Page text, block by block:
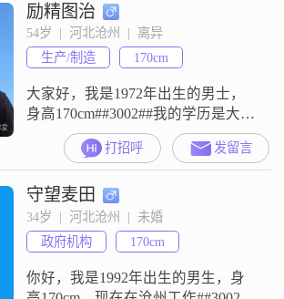
关于我的个人特征，我是一个温柔
体贴的人，平时比较享受当下的生
活状态##3002##我平时喜欢阅读写
作，也喜欢跑步健身##3002##在感
情
励精图治
54岁  |  河北沧州  |  离异
生产/制造
170cm
大家好，我是1972年出生的男士，
身高170cm##3002##我的学历是大
专，现在在沧州工作，月收入在
12001到20000元之间##3002##在性
格方面，我是一个稳重可靠的人，
同时我也是一个责任感强的人
##3002##平时我的心态比较乐观积
极，对待事情有足够的耐心，也比
较包容##3002##大家都说我是一个
成熟稳
打招呼 发留言
守望麦田
34岁  |  河北沧州  |  未婚
政府机构
170cm
你好，我是1992年出生的男生，身